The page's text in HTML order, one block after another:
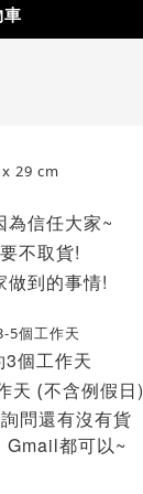
車
29 cm
為信任大家~
不取貨!
做到的事情!
5個工作天
個工作天
天 (不含例假日)
問還有沒有貨
Gmail都可以~